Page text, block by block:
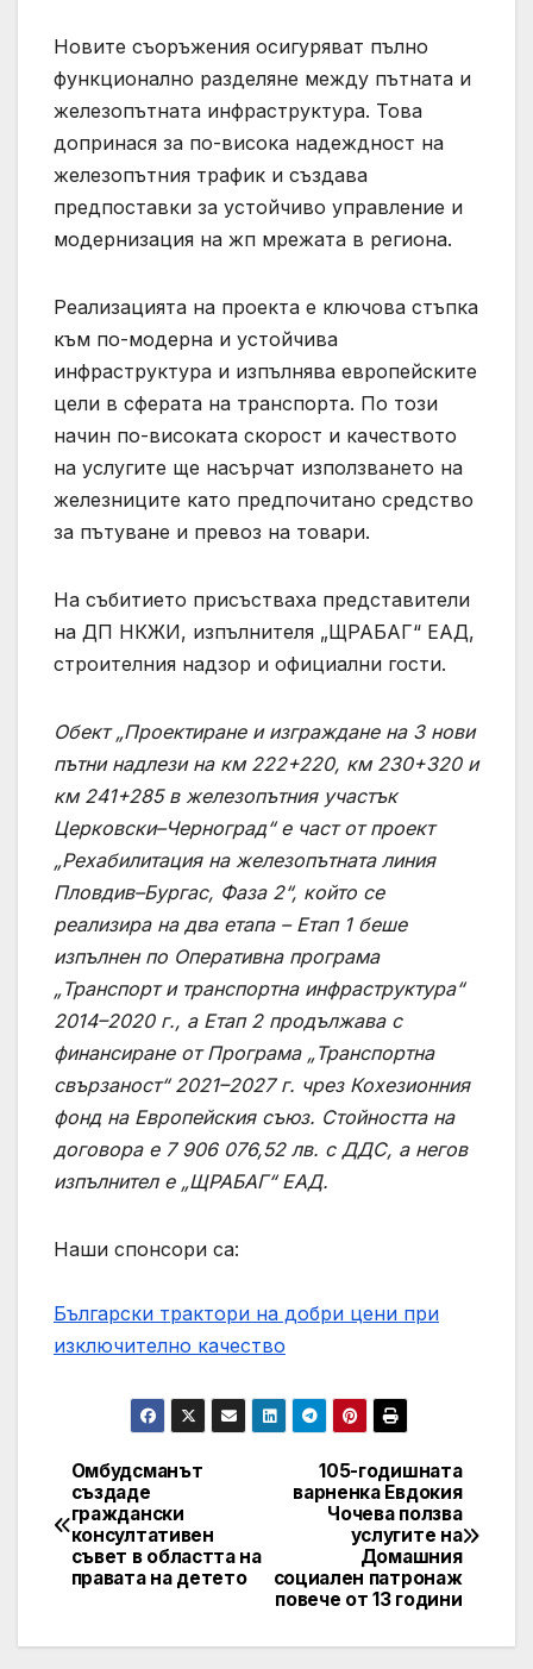
Новите съоръжения осигуряват пълно
функционално разделяне между пътната и
железопътната инфраструктура. Това
допринася за по-висока надеждност на
железопътния трафик и създава
предпоставки за устойчиво управление и
модернизация на жп мрежата в региона.
Реализацията на проекта е ключова стъпка
към по-модерна и устойчива
инфраструктура и изпълнява европейските
цели в сферата на транспорта. По този
начин по-високата скорост и качеството
на услугите ще насърчат използването на
железниците като предпочитано средство
за пътуване и превоз на товари.
На събитието присъстваха представители
на ДП НКЖИ, изпълнителя „ЩРАБАГ“ ЕАД,
строителния надзор и официални гости.
Обект „Проектиране и изграждане на 3 нови
пътни надлези на км 222+220, км 230+320 и
км 241+285 в железопътния участък
Церковски–Черноград“ е част от проект
„Рехабилитация на железопътната линия
Пловдив–Бургас, Фаза 2“, който се
реализира на два етапа – Етап 1 беше
изпълнен по Оперативна програма
„Транспорт и транспортна инфраструктура“
2014–2020 г., а Етап 2 продължава с
финансиране от Програма „Транспортна
свързаност“ 2021–2027 г. чрез Кохезионния
фонд на Европейския съюз. Стойността на
договора е 7 906 076,52 лв. с ДДС, а негов
изпълнител е „ЩРАБАГ“ ЕАД.
Наши спонсори са:
Български трактори на добри цени при
изключително качество
Post
navigation
105-годишната
варненка Евдокия
Чочева ползва
услугите на
Домашния
социален патронаж
повече от 13 години
Омбудсманът
създаде
граждански
консултативен
съвет в областта на
правата на детето